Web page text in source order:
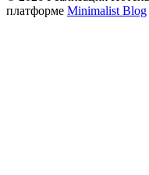
платформе Minimalist Blog